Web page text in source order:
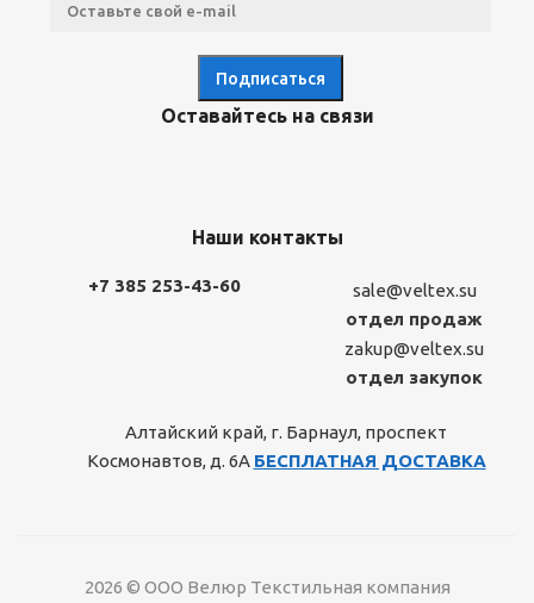
Оставайтесь на связи
Наши контакты
+7 385 253-43-60
sale@veltex.su
отдел продаж
zakup@veltex.su
отдел закупок
Алтайский край, г. Барнаул, проспект
Космонавтов, д. 6А БЕСПЛАТНАЯ ДОСТАВКА
2026 © ООО Велюр Текстильная компания